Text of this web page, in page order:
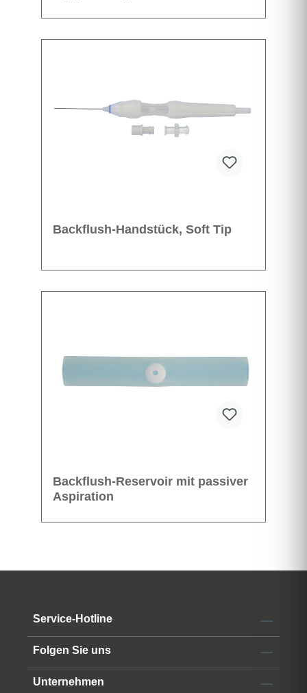
Backflush-Handstück, Soft Tip
Backflush-Reservoir mit passiver
Aspiration
Service-Hotline
Folgen Sie uns
Unternehmen